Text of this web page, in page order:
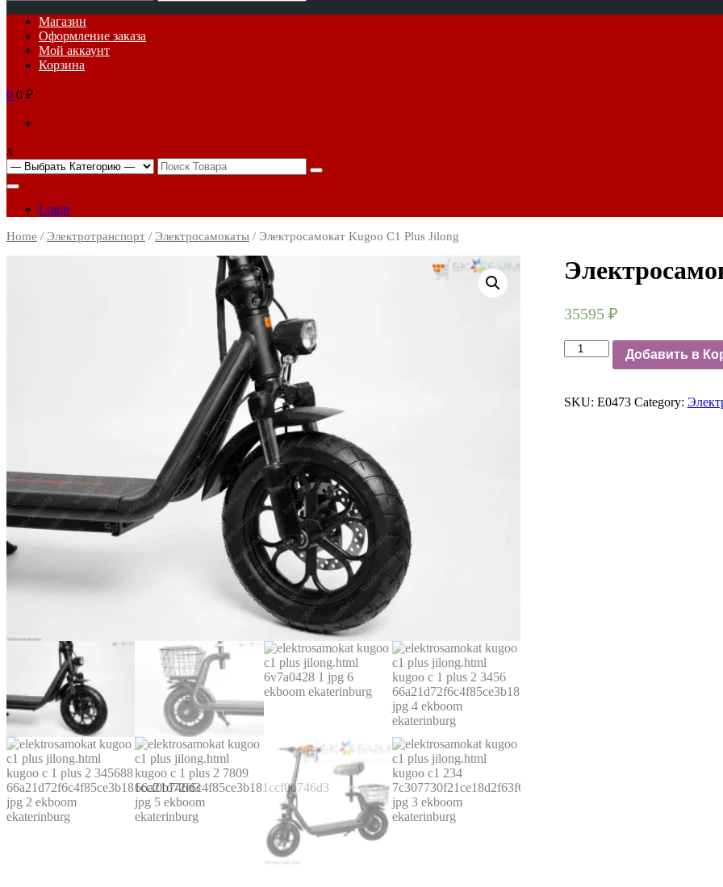
for:
Основное
меню
Магазин
Оформление заказа
Мой аккаунт
Корзина
0 0 ₽
x
Search
for:
Login
Home / Электротранспорт / Электросамокаты / Электросамокат Kugoo C1 Plus Jilong
35595 ₽
Электросамокат
Kugoo
Jilong
Добавить в
SKU: E0473 Category: